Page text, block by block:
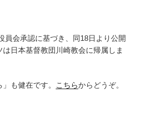
員会承認に基づき、同18日より公開
日本基督教団川崎教会に帰属しま
も健在です。 こちらからどうぞ。